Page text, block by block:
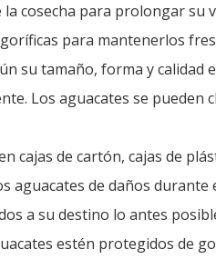
cosecha para prolongar su
para mantenerlos
su tamaño, forma y calidad
Los aguacates se pueden
cajas de cartón, cajas de
aguacates de daños durante
a su destino lo antes
estén protegidos de